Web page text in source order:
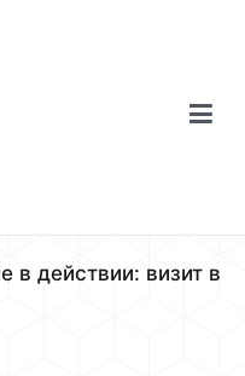
в действии: визит в